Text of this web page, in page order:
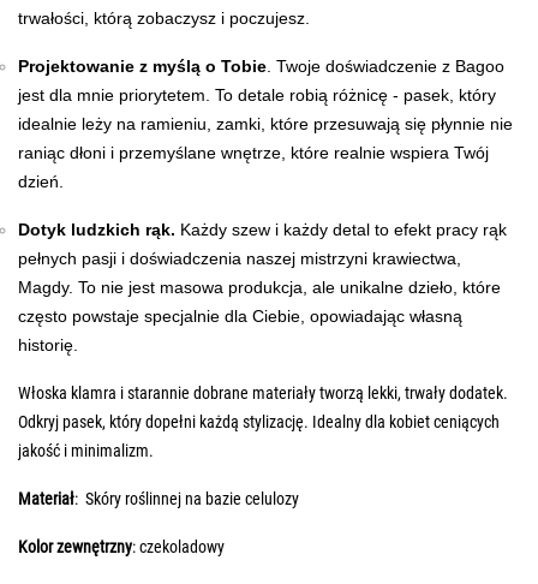
trwałości, którą zobaczysz i poczujesz.
Projektowanie z myślą o Tobie . Twoje doświadczenie z Bagoo
jest dla mnie priorytetem. To detale robią różnicę - pasek, który
idealnie leży na ramieniu, zamki, które przesuwają się płynnie nie
raniąc dłoni i przemyślane wnętrze, które realnie wspiera Twój
dzień.
Dotyk ludzkich rąk. Każdy szew i każdy detal to efekt pracy rąk
pełnych pasji i doświadczenia naszej mistrzyni krawiectwa,
Magdy. To nie jest masowa produkcja, ale unikalne dzieło, które
często powstaje specjalnie dla Ciebie, opowiadając własną
historię.
Włoska klamra i starannie dobrane materiały tworzą lekki, trwały dodatek.
Odkryj pasek, który dopełni każdą stylizację. Idealny dla kobiet ceniących
jakość i minimalizm.
Materiał: Skóry roślinnej na bazie celulozy
Kolor zewnętrzny: czekoladowy